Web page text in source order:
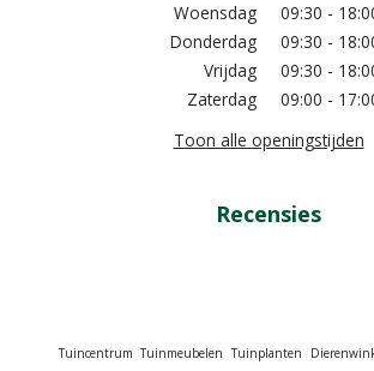
Woensdag
09:30 -
Donderdag
09:30 -
Vrijdag
09:30 -
Zaterdag
09:00 -
Toon alle openingstijden
Recensies
Tuincentrum Tuinmeubelen Tuinplanten